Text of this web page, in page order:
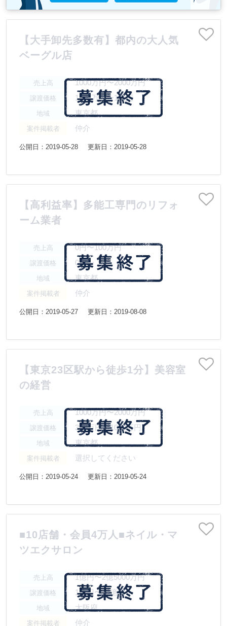
【大手卸先多数有】都内の大人気
ベーグル店
売上高 1000万円〜2000万円
譲渡価格 1000万円〜1億円
地域 東京都
案件掲載者 仲介
公開日：2019-05-28 更新日：2019-05-28
【高利益率】多能工専門のリフォ
ーム業者
売上高 0円〜100万円
譲渡価格 0円〜
地域 東京都
案件掲載者 仲介
公開日：2019-05-27 更新日：2019-08-08
【東京23区駅から徒歩1分】美容室
の経営
売上高 1000万円〜2000万円
譲渡価格 300万円〜1000万円
地域 東京都
案件掲載者 選択してください
公開日：2019-05-24 更新日：2019-05-24
■10店舗・会員4万人■ネイル・マ
ツエクサロン
売上高 1億円〜2億5000万円
譲渡価格 1億円〜10億円
地域 大阪府
案件掲載者 仲介